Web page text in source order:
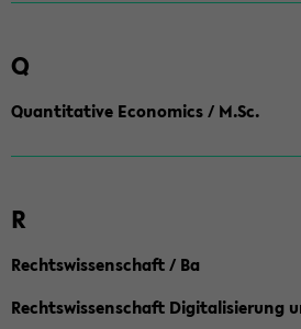
Q
Quantitative Economics / M.Sc.
R
Rechtswissenschaft / Ba
Rechtswissenschaft Digitalisierung